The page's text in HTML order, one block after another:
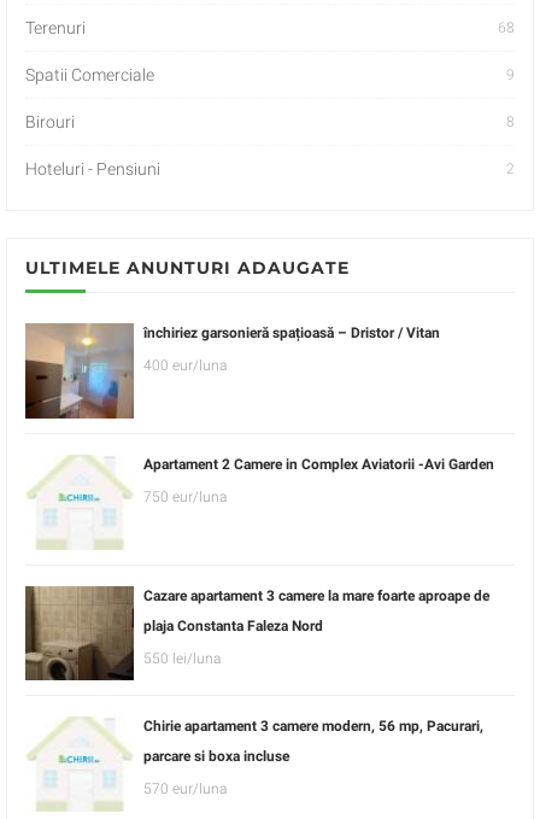
Terenuri 68
Spatii Comerciale 9
Birouri 8
Hoteluri - Pensiuni 2
ULTIMELE ANUNTURI ADAUGATE
închiriez garsonieră spațioasă – Dristor / Vitan
400 eur/luna
Apartament 2 Camere in Complex Aviatorii -Avi Garden
750 eur/luna
Cazare apartament 3 camere la mare foarte aproape de
plaja Constanta Faleza Nord
550 lei/luna
Chirie apartament 3 camere modern, 56 mp, Pacurari,
parcare si boxa incluse
570 eur/luna